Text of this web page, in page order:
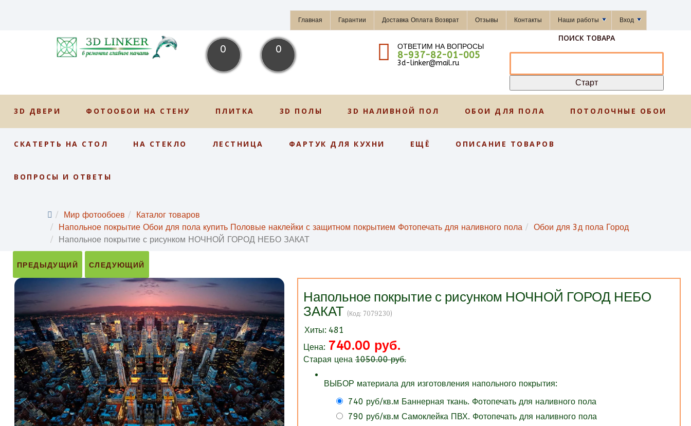
Главная Гарантии Доставка Оплата Возврат Отзывы Контакты Наши работы Вход
0 0 ОТВЕТИМ НА ВОПРОСЫ
8-937-82-01-005
3d-linker@mail.ru
ПОИСК ТОВАРА
3D ДВЕРИ ФОТООБОИ НА СТЕНУ ПЛИТКА 3D ПОЛЫ 3D НАЛИВНОЙ ПОЛ ОБОИ ДЛЯ ПОЛА ПОТОЛОЧНЫЕ ОБОИ
СКАТЕРТЬ НА СТОЛ НА СТЕКЛО ЛЕСТНИЦА ФАРТУК ДЛЯ КУХНИ ЕЩЁ ОПИСАНИЕ ТОВАРОВ
ВОПРОСЫ И ОТВЕТЫ
Мир фотообоев
Каталог товаров
Напольное покрытие Обои для пола купить Половые наклейки с защитном покрытием Фотопечать для наливного пола
Обои для 3д пола Город
Напольное покрытие с рисунком НОЧНОЙ ГОРОД НЕБО ЗАКАТ
ПРЕДЫДУЩИЙ СЛЕДУЮЩИЙ
Напольное покрытие с рисунком НОЧНОЙ ГОРОД НЕБО
ЗАКАТ (Код: 7079230)
Хиты: 481
Цена: 740.00 руб.
Старая цена1050.00 руб.
ВЫБОР материала для изготовления напольного покрытия:
740 руб/кв.м Баннерная ткань. Фотопечать для наливного пола
790 руб/кв.м Самоклейка ПВХ. Фотопечать для наливного пола